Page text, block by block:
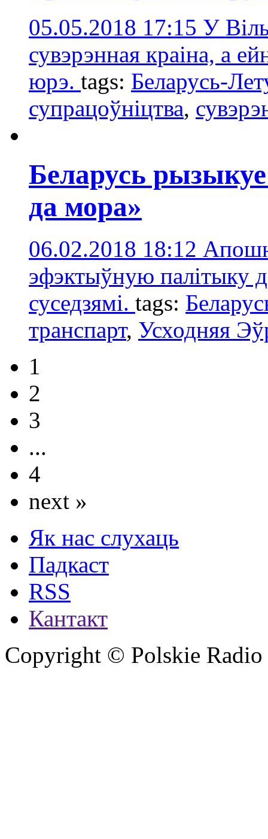
05.05.2018 17:15 У
сувэрэнная краіна, а
юрэ. tags: Беларусь-
супрацоўніцтва,
Беларусь рызыкуе
да мора»
06.02.2018 18:12
эфэктыўную палітыку
суседзямі. tags:
транспарт, Усходняя
1
2
3
...
4
next »
Як нас слухаць
Падкаст
RSS
Кантакт
Copyright © Polskie